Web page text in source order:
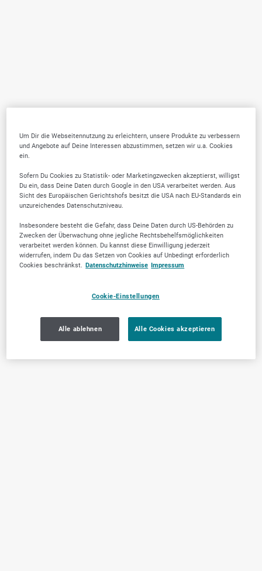
Um Dir die Webseitennutzung zu erleichtern, unsere Produkte zu verbessern
und Angebote auf Deine Interessen abzustimmen, setzen wir u.a. Cookies
ein.
Sofern Du Cookies zu Statistik- oder Marketingzwecken akzeptierst, willigst
Du ein, dass Deine Daten durch Google in den USA verarbeitet werden. Aus
Sicht des Europäischen Gerichtshofs besitzt die USA nach EU-Standards ein
unzureichendes Datenschutzniveau.
Insbesondere besteht die Gefahr, dass Deine Daten durch US-Behörden zu
Zwecken der Überwachung ohne jegliche Rechtsbehelfsmöglichkeiten
verarbeitet werden können. Du kannst diese Einwilligung jederzeit
widerrufen, indem Du das Setzen von Cookies auf Unbedingt erforderlich
Cookies beschränkst. Datenschutzhinweise Impressum
Cookie-Einstellungen
Alle ablehnen Alle Cookies akzeptieren